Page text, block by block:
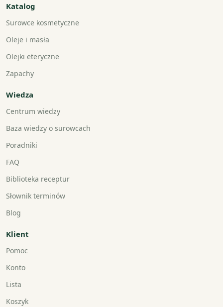
Katalog
Surowce kosmetyczne
Oleje i masła
Olejki eteryczne
Zapachy
Wiedza
Centrum wiedzy
Baza wiedzy o surowcach
Poradniki
FAQ
Biblioteka receptur
Słownik terminów
Blog
Klient
Pomoc
Konto
Lista
Koszyk